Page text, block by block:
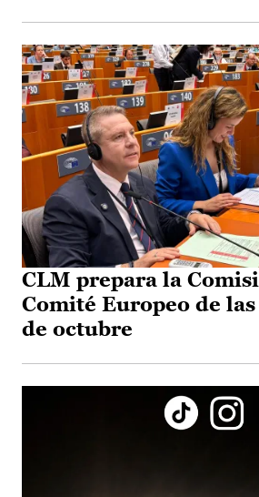
CLM prepara la
Comité Europeo de
de octubre